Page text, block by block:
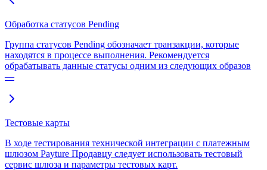
Обработка статусов Pending
Группа статусов Pending обозначает транзакции, которые
находятся в процессе выполнения. Рекомендуется
обрабатывать данные статусы одним из следующих образов
—
Тестовые карты
В ходе тестирования технической интеграции с платежным
шлюзом Payture Продавцу следует использовать тестовый
сервис шлюза и параметры тестовых карт.